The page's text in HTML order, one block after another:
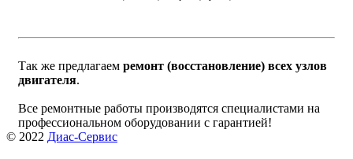
Так же предлагаем ремонт (восстановление) всех узлов
двигателя.
Все ремонтные работы производятся специалистами на
профессиональном оборудовании с гарантией!
© 2022 Диас-Сервис